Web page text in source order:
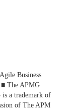
Business
The APMG
a trademark of
of The APM